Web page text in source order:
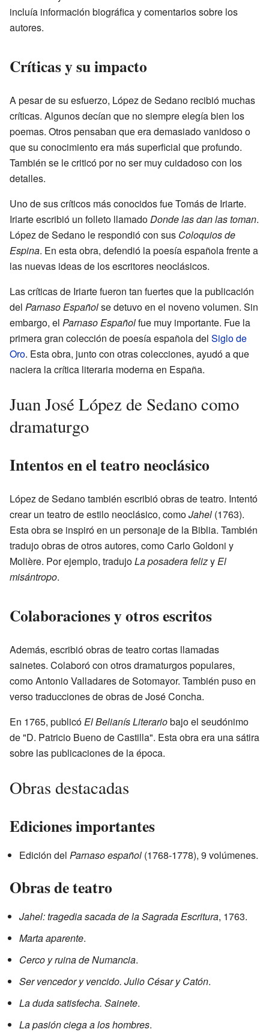
incluía información biográfica y comentarios sobre los
autores.
Críticas y su impacto
A pesar de su esfuerzo, López de Sedano recibió muchas
críticas. Algunos decían que no siempre elegía bien los
poemas. Otros pensaban que era demasiado vanidoso o
que su conocimiento era más superficial que profundo.
También se le criticó por no ser muy cuidadoso con los
detalles.
Uno de sus críticos más conocidos fue Tomás de Iriarte.
Iriarte escribió un folleto llamado Donde las dan las toman.
López de Sedano le respondió con sus Coloquios de
Espina. En esta obra, defendió la poesía española frente a
las nuevas ideas de los escritores neoclásicos.
Las críticas de Iriarte fueron tan fuertes que la publicación
del Parnaso Españolse detuvo en el noveno volumen. Sin
embargo, el Parnaso Españolfue muy importante. Fue la
primera gran colección de poesía española del Siglo de
Oro. Esta obra, junto con otras colecciones, ayudó a que
naciera la crítica literaria moderna en España.
Juan José López de Sedano como
dramaturgo
Intentos en el teatro neoclásico
López de Sedano también escribió obras de teatro. Intentó
crear un teatro de estilo neoclásico, comoJahel (1763).
Esta obra se inspiró en un personaje de la Biblia. También
tradujo obras de otros autores, como Carlo Goldoni y
Molière. Por ejemplo, tradujoLa posadera felizy El
misántropo.
Colaboraciones y otros escritos
Además, escribió obras de teatro cortas llamadas
sainetes. Colaboró con otros dramaturgos populares,
como Antonio Valladares de Sotomayor. También puso en
verso traducciones de obras de José Concha.
En 1765, publicó El Belianís Literariobajo el seudónimo
de "D. Patricio Bueno de Castilla". Esta obra era una sátira
sobre las publicaciones de la época.
Obras destacadas
Ediciones importantes
Edición del Parnaso español (1768-1778), 9 volúmenes.
Obras de teatro
Jahel: tragedia sacada de la Sagrada Escritura, 1763.
Marta aparente.
Cerco y ruina de Numancia.
Ser vencedor y vencido. Julio César y Catón.
La duda satisfecha. Sainete.
La pasión ciega a los hombres.